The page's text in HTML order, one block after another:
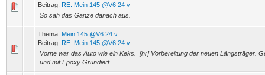
Beitrag: RE: Mein 145 @V6 24 v
So sah das Ganze danach aus.
Thema: Mein 145 @V6 24 v
Beitrag: RE: Mein 145 @V6 24 v
Vorne war das Auto wie ein Keks. [hr] Vorbereitung der neuen Längsträger.
und mit Epoxy Grundiert.